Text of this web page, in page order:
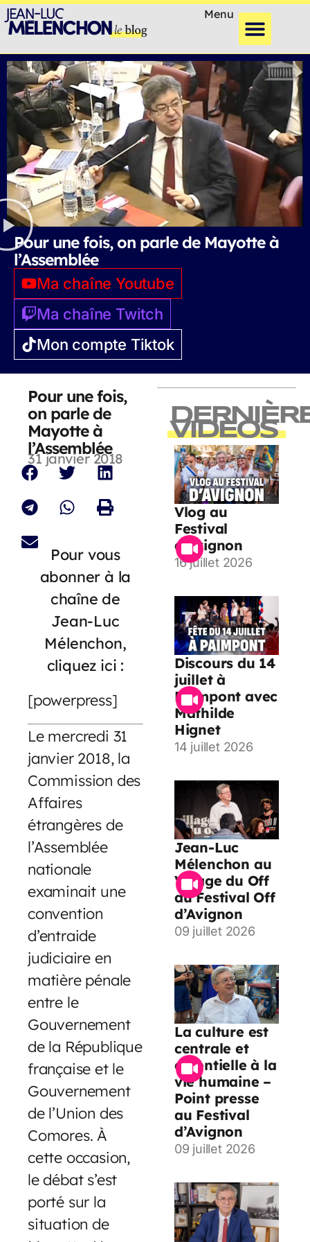
Menu
Pour une fois, on parle de Mayotte à
l’Assemblée
Ma chaîne Youtube
Ma chaîne Twitch
Mon compte Tiktok
Pour une fois,
on parle de
Mayotte à
l’Assemblée
31 janvier 2018
Pour vous
abonner à la
chaîne de
Jean-Luc
Mélenchon,
cliquez ici :
[powerpress]
Le mercredi 31
janvier 2018, la
Commission des
Affaires
étrangères de
l’Assemblée
nationale
examinait une
convention
d’entraide
judiciaire en
matière pénale
entre le
Gouvernement
de la République
française et le
Gouvernement
de l’Union des
Comores. À
cette occasion,
le débat s’est
porté sur la
situation de
VIDEOS
Vlog au
Festival
d’Avignon
16 juillet 2026
Discours du 14
juillet à
Paimpont avec
Mathilde
Hignet
14 juillet 2026
Jean-Luc
Mélenchon au
Village du Off
du Festival Off
d’Avignon
09 juillet 2026
La culture est
centrale et
essentielle à la
vie humaine –
Point presse
au Festival
d’Avignon
09 juillet 2026